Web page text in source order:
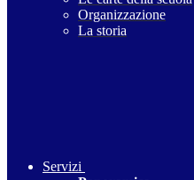
Organizzazione
La storia
Servizi